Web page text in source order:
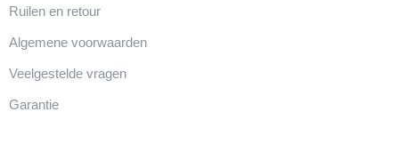
Ruilen en retour
Algemene voorwaarden
Veelgestelde vragen
Garantie